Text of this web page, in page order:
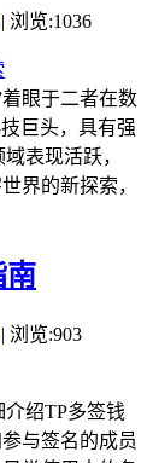
| 浏览:1036
眼于二者在数
巨头，具有强
表现活跃，
界的新探索，
南
| 浏览:903
绍TP多签钱
与签名的成员